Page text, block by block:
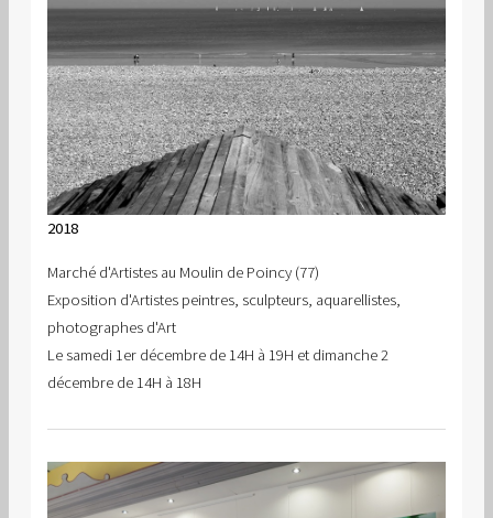
2018
Marché d'Artistes au Moulin de Poincy (77)
Exposition d'Artistes peintres, sculpteurs, aquarellistes,
photographes d'Art
Le samedi 1er décembre de 14H à 19H et dimanche 2
décembre de 14H à 18H